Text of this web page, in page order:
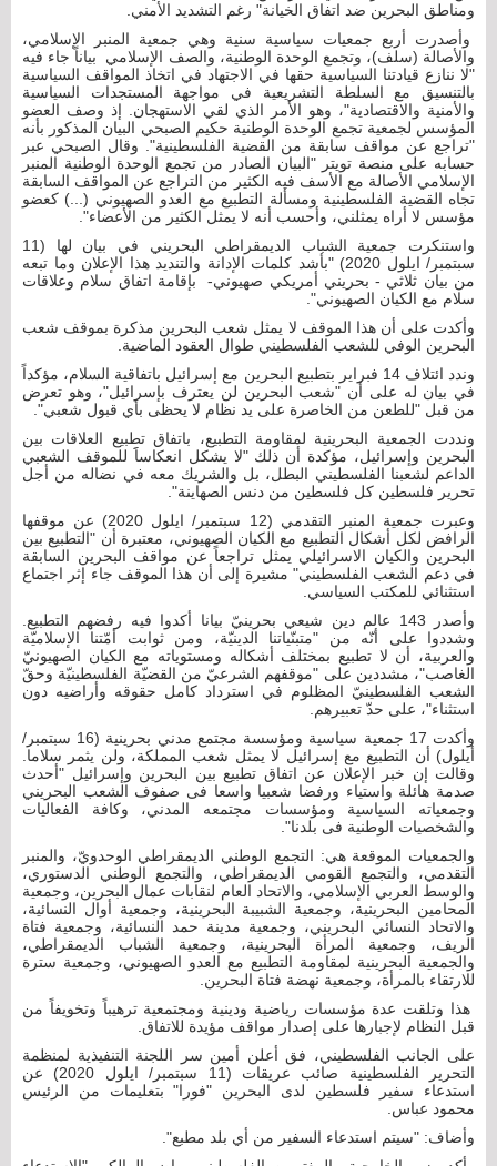
ومناطق البحرين ضد اتفاق الخيانة" رغم التشديد الأمني.
وأصدرت أربع جمعيات سياسية سنية وهي جمعية المنبر الإسلامي،
والأصالة (سلف)، وتجمع الوحدة الوطنية، والصف الإسلامي بياناً جاء فيه
"لا ننازع قيادتنا السياسية حقها في الاجتهاد في اتخاذ المواقف السياسية
بالتنسيق مع السلطة التشريعية في مواجهة المستجدات السياسية
والأمنية والاقتصادية"، وهو الأمر الذي لقي الاستهجان. إذ وصف العضو
المؤسس لجمعية تجمع الوحدة الوطنية حكيم الصبحي البيان المذكور بأنه
"تراجع عن مواقف سابقة من القضية الفلسطينية". وقال الصبحي عبر
حسابه على منصة تويتر "البيان الصادر من تجمع الوحدة الوطنية المنبر
الإسلامي الأصالة مع الأسف فيه الكثير من التراجع عن المواقف السابقة
تجاه القضية الفلسطينية ومسألة التطبيع مع العدو الصهيوني (...) كعضو
مؤسس لا أراه يمثلني، وأحسب أنه لا يمثل الكثير من الأعضاء".
واستنكرت جمعية الشباب الديمقراطي البحريني في بيان لها (11
سبتمبر/ ايلول 2020) "بأشد كلمات الإدانة والتنديد هذا الإعلان وما تبعه
من بيان ثلاثي - بحريني أمريكي صهيوني- بإقامة اتفاق سلام وعلاقات
سلام مع الكيان الصهيوني".
وأكدت على أن هذا الموقف لا يمثل شعب البحرين مذكرة بموقف شعب
البحرين الوفي للشعب الفلسطيني طوال العقود الماضية.
وندد ائتلاف 14 فبراير بتطبيع البحرين مع إسرائيل باتفاقية السلام، مؤكداً
في بيان له على أن "شعب البحرين لن يعترف بإسرائيل"، وهو تعرض
من قبل "للطعن من الخاصرة على يد نظام لا يحظى بأي قبول شعبي".
ونددت الجمعية البحرينية لمقاومة التطبيع، باتفاق تطبيع العلاقات بين
البحرين وإسرائيل، مؤكدة أن ذلك "لا يشكل انعكاساََ للموقف الشعبي
الداعم لشعبنا الفلسطيني البطل، بل والشريك معه في نضاله من أجل
تحرير فلسطين كل فلسطين من دنس الصهاينة".
وعبرت جمعية المنبر التقدمي (12 سبتمبر/ ايلول 2020) عن موقفها
الرافض لكل أشكال التطبيع مع الكيان الصهيوني، معتبرة أن "التطبيع بين
البحرين والكيان الاسرائيلي يمثل تراجعاً عن مواقف البحرين السابقة
في دعم الشعب الفلسطيني" مشيرة إلى أن هذا الموقف جاء إثر اجتماع
استثنائي للمكتب السياسي.
وأصدر 143 عالم دين شيعي بحرينيّ بيانا أكدوا فيه رفضهم التطبيع.
وشددوا على أنّه من "متبنّياتنا الدينيّة، ومن ثوابت أمّتنا الإسلاميّة
والعربية، أن لا تطبيع بمختلف أشكاله ومستوياته مع الكيان الصهيونيّ
الغاصب"، مشددين على "موقفهم الشرعيّ من القضيّة الفلسطينيّة وحقّ
الشعب الفلسطينيّ المظلوم في استرداد كامل حقوقه وأراضيه دون
استثناء"، على حدّ تعبيرهم.
وأكدت 17 جمعية سياسية ومؤسسة مجتمع مدني بحرينية (16 سبتمبر/
أيلول) أن التطبيع مع إسرائيل لا يمثل شعب المملكة، ولن يثمر سلاما.
وقالت إن خبر الإعلان عن اتفاق تطبيع بين البحرين وإسرائيل "أحدث
صدمة هائلة واستياء ورفضا شعبيا واسعا فى صفوف الشعب البحريني
وجمعياته السياسية ومؤسسات مجتمعه المدني، وكافة الفعاليات
والشخصيات الوطنية فى بلدنا".
والجمعيات الموقعة هي: التجمع الوطني الديمقراطي الوحدويّ، والمنبر
التقدمي، والتجمع القومي الديمقراطي، والتجمع الوطني الدستوري،
والوسط العربي الإسلامي، والاتحاد العام لنقابات عمال البحرين، وجمعية
المحامين البحرينية، وجمعية الشبيبة البحرينية، وجمعية أوال النسائية،
والاتحاد النسائي البحريني، وجمعية مدينة حمد النسائية، وجمعية فتاة
الريف، وجمعية المرأة البحرينية، وجمعية الشباب الديمقراطي،
والجمعية البحرينية لمقاومة التطبيع مع العدو الصهيوني، وجمعية سترة
للارتقاء بالمرأة، وجمعية نهضة فتاة البحرين.
هذا وتلقت عدة مؤسسات رياضية ودينية ومجتمعية ترهيباً وتخويفاً من
قبل النظام لإجبارها على إصدار مواقف مؤيدة للاتفاق.
على الجانب الفلسطيني، فق أعلن أمين سر اللجنة التنفيذية لمنظمة
التحرير الفلسطينية صائب عريقات (11 سبتمبر/ ايلول 2020) عن
استدعاء سفير فلسطين لدى البحرين "فورا" بتعليمات من الرئيس
محمود عباس.
وأضاف: "سيتم استدعاء السفير من أي بلد مطبع".